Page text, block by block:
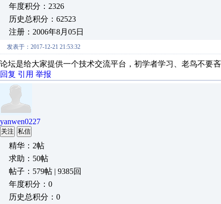
年度积分：2326
历史总积分：62523
注册：2006年8月05日
发表于：2017-12-21 21:53:32
论坛是给大家提供一个技术交流平台，初学者学习、老鸟不要
回复 引用 举报
yanwen0227
关注 私信
精华：2帖
求助：50帖
帖子：579帖 | 9385回
年度积分：0
历史总积分：0